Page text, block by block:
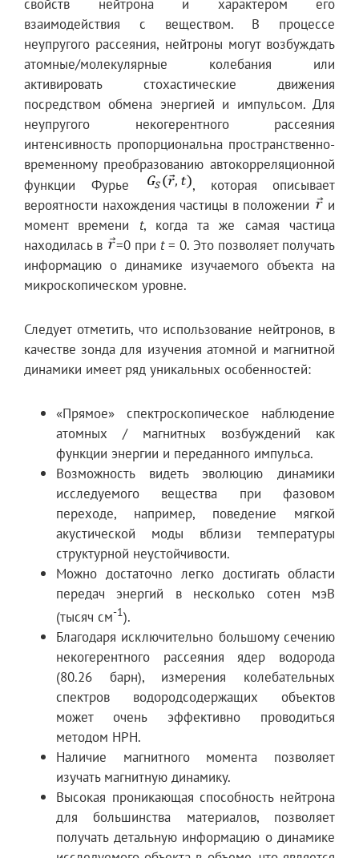
свойств нейтрона и характером его
взаимодействия с веществом. В процессе
неупругого рассеяния, нейтроны могут возбуждать
атомные/молекулярные колебания или
активировать стохастические движения
посредством обмена энергией и импульсом. Для
неупругого некогерентного рассеяния
интенсивность пропорциональна пространственно-
временному преобразованию автокорреляционной
функции Фурье
, которая описывает
вероятности нахождения частицы в положении
и
момент времени t, когда та же самая частица
находилась в
=0 при t= 0. Это позволяет получать
информацию о динамике изучаемого объекта на
микроскопическом уровне.
Следует отметить, что использование нейтронов, в
качестве зонда для изучения атомной и магнитной
динамики имеет ряд уникальных особенностей:
«Прямое» спектроскопическое наблюдение
атомных / магнитных возбуждений как
функции энергии и переданного импульса.
Возможность видеть эволюцию динамики
исследуемого вещества при фазовом
переходе, например, поведение мягкой
акустической моды вблизи температуры
структурной неустойчивости.
Можно достаточно легко достигать области
передач энергий в несколько сотен мэВ
(тысяч см-1).
Благодаря исключительно большому сечению
некогерентного рассеяния ядер водорода
(80.26 барн), измерения колебательных
спектров водородсодержащих объектов
может очень эффективно проводиться
методом НРН.
Наличие магнитного момента позволяет
изучать магнитную динамику.
Высокая проникающая способность нейтрона
для большинства материалов, позволяет
получать детальную информацию о динамике